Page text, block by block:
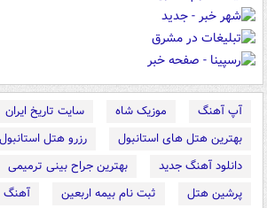
آپ آهنگ موزیک شاه
سایت تاریخ ایران
بهترین هتل های استانبول
رزرو هتل استانبول
دانلود آهنگ جدید
بهترین جراح بینی ترمیمی
پرشین هتل
ثبت نام بیمه اربعین
آهنگ